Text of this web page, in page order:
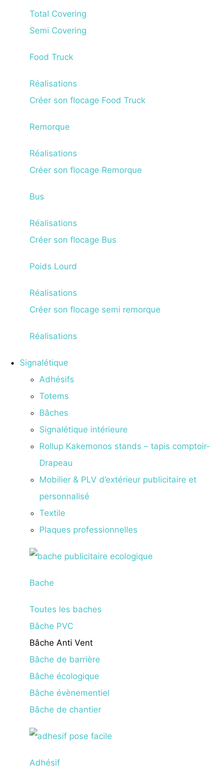
Total Covering
Semi Covering
Food Truck
Réalisations
Créer son flocage Food Truck
Remorque
Réalisations
Créer son flocage Remorque
Bus
Réalisations
Créer son flocage Bus
Poids Lourd
Réalisations
Créer son flocage semi remorque
Réalisations
Signalétique
Adhésifs
Totems
Bâches
Signalétique intérieure
Rollup Kakemonos stands – tapis comptoir-
Drapeau
Mobilier & PLV d’extérieur publicitaire et
personnalisé
Textile
Plaques professionnelles
Bache
Toutes les baches
Bâche PVC
Bâche Anti Vent
Bâche de barrière
Bâche écologique
Bâche évènementiel
Bâche de chantier
Adhésif